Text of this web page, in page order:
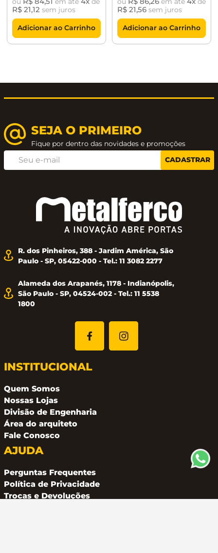
Marca: Zen
Tipo: Ponto
Altura Puxador: 20mm
Profundidade Puxador: 21mm
Comprimento Base: 40mm
Material: Zamac
R$ 21,12 sem juros
Adicionar ao Carrinho
R$ 21,56sem juros
Adicionar ao Carrinho
SEJA O PRIMEIRO
Fique por dentro das novidades e promoções
CADASTRAR
R. dos Pinheiros, 388 - Jardim América, São
Paulo - SP, 05422-000 - Tel.: 11 3082 2277
Alameda dos Arapanés, 1178 - Indianópolis,
São Paulo - SP, 04524-002 - Tel.: 11 5538
1800
INSTITUCIONAL
Quem Somos
Nossas Lojas
Divisão de Engenharia
Área do arquiteto
Fale Conosco
AJUDA
Perguntas Frequentes
Política de Privacidade
Trocas e Devoluções